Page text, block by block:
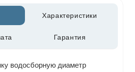
Характеристики
Гарантия
водосборную диаметр